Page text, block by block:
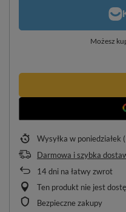
Możesz
Wysyłka w poniedziałek
Darmowa i szybka
14dni na łatwy zwrot
Ten produkt nie jest
Bezpieczne zakupy